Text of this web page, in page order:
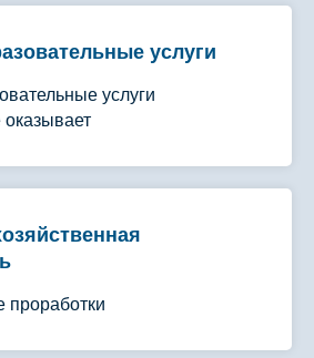
услуги
услуги
оказывает
проработки